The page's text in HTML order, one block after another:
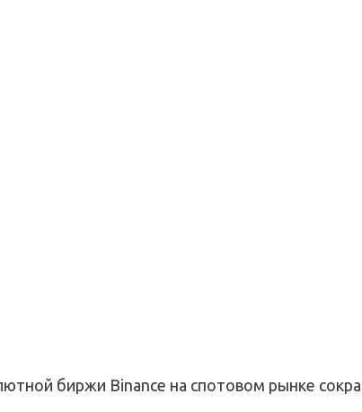
биржи Binance на спотовом рынке